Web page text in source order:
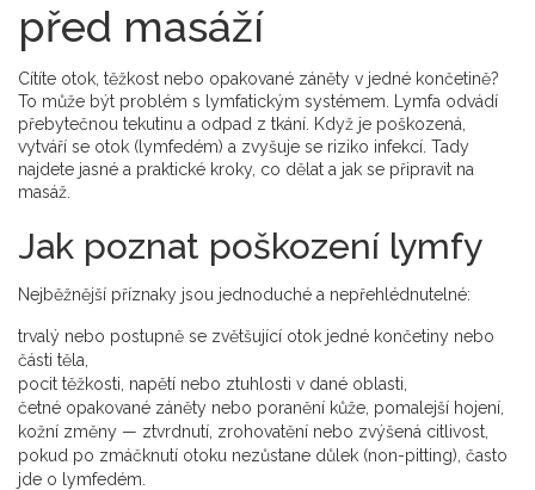
před masáží
Cítíte otok, těžkost nebo opakované záněty v jedné končetině?
To může být problém s lymfatickým systémem. Lymfa odvádí
přebytečnou tekutinu a odpad z tkání. Když je poškozená,
vytváří se otok (lymfedém) a zvyšuje se riziko infekcí. Tady
najdete jasné a praktické kroky, co dělat a jak se připravit na
masáž.
Jak poznat poškození lymfy
Nejběžnější příznaky jsou jednoduché a nepřehlédnutelné:
trvalý nebo postupně se zvětšující otok jedné končetiny nebo
části těla,
pocit těžkosti, napětí nebo ztuhlosti v dané oblasti,
četné opakované záněty nebo poranění kůže, pomalejší hojení,
kožní změny — ztvrdnutí, zrohovatění nebo zvýšená citlivost,
pokud po zmáčknutí otoku nezůstane důlek (non-pitting), často
jde o lymfedém.